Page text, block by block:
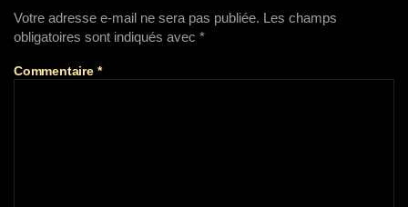
Votre adresse e-mail ne sera pas publiée. Les champs
obligatoires sont indiqués avec *
Commentaire *